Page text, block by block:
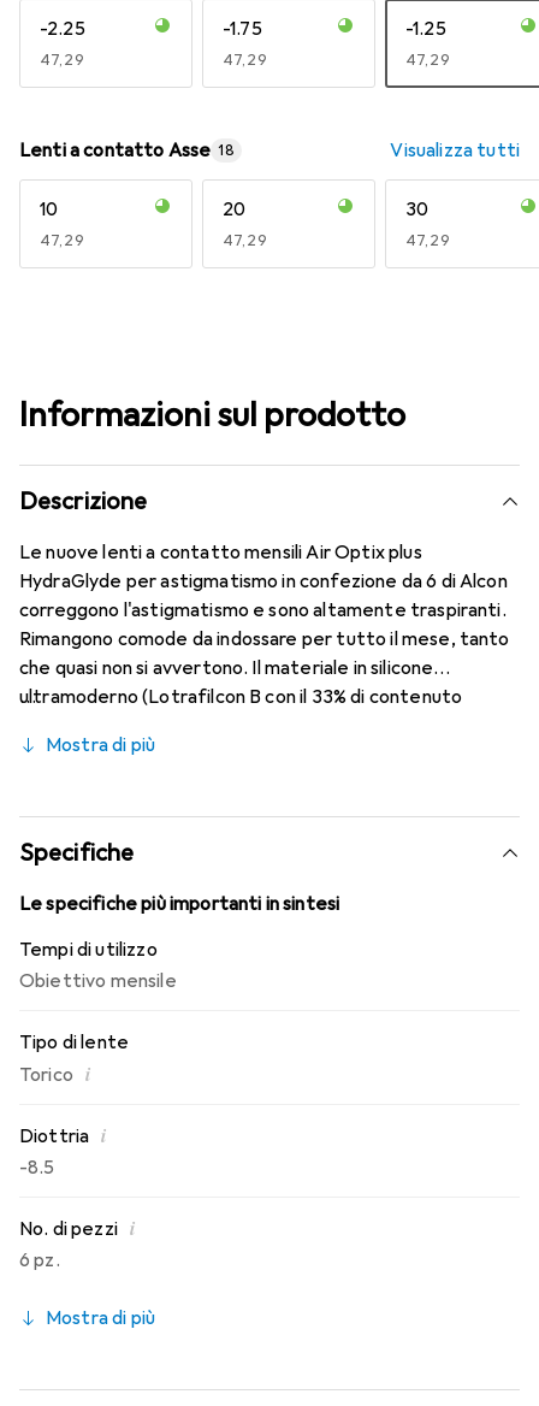
-2.25
EUR
47,29
-1.75
EUR
47,29
-1.25
EUR
47,29
Lenti a contatto Asse 18 Visualizza tutti
10
EUR
47,29
20
EUR
47,29
30
EUR
47,29
Informazioni sul prodotto
Descrizione
Le nuove lenti a contatto mensili Air Optix plus
HydraGlyde per astigmatismo in confezione da 6 di Alcon
correggono l'astigmatismo e sono altamente traspiranti.
Rimangono comode da indossare per tutto il mese, tanto
che quasi non si avvertono. Il materiale in silicone
ultramoderno (Lotrafilcon B con il 33% di contenuto
Moisture Matrix e la nota tecnologia SmartShield,
conosci. Comfort e assenza di fastidi per tutto il giorno
con queste lenti mensili.
Mostra di più
Specifiche
Le specifiche più importanti in sintesi
Tempi di utilizzo
Obiettivo mensile
Tipo di lente
Torico i
Diottria i
-8.5
No. di pezzi i
6 pz.
Mostra di più